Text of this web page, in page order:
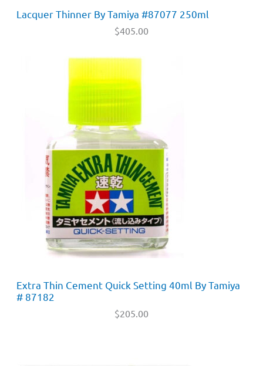
Lacquer Thinner By Tamiya #87077 250ml
$405.00
Extra Thin Cement Quick Setting 40ml By Tamiya
# 87182
$205.00